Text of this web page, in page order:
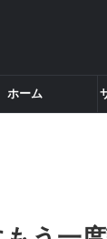
ホーム